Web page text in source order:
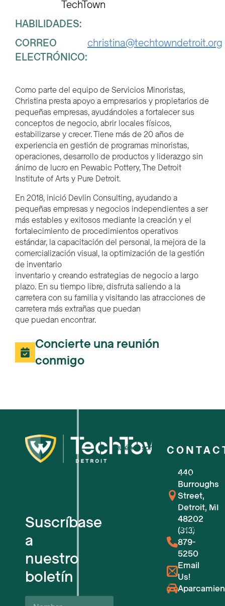
TechTown
HABILIDADES:
CORREO
ELECTRÓNICO:
christina@techtowndetroit.org
Como parte del equipo de Servicios Minoristas,
Christina presta apoyo a empresarios y propietarios de
pequeñas empresas, ayudándoles a fortalecer sus
conceptos de negocio, abrir locales físicos,
estabilizarse y crecer. Tiene más de 20 años de
experiencia en gestión de programas minoristas,
operaciones, desarrollo de productos y liderazgo sin
ánimo de lucro en Pewabic Pottery, The Detroit
Institute of Arts y Pure Detroit.
En 2018, inició Devlin Consulting, ayudando a
pequeñas empresas y negocios independientes a ser
más estables y exitosos mediante la creación y el
fortalecimiento de procedimientos operativos
estándar, la capacitación del personal, la mejora de la
comercialización visual, la optimización de la gestión
de inventario
inventario y creando estrategias de negocio a largo
plazo. En su tiempo libre, disfruta saliendo a la
carretera con su familia y visitando las atracciones de
carretera más extrañas que puedan
que puedan encontrar.
Concierte una reunión
conmigo
Suscríbase
a
nuestro
boletín
Nombre
Quiénes somos
Para pequeñas empresas
Para nuevas empresas
Espacios de trabajo flexibles
Próximos eventos
440
Burroughs
Street,
Detroit, MI
48202
(313)
879-
5250
Email
Us!